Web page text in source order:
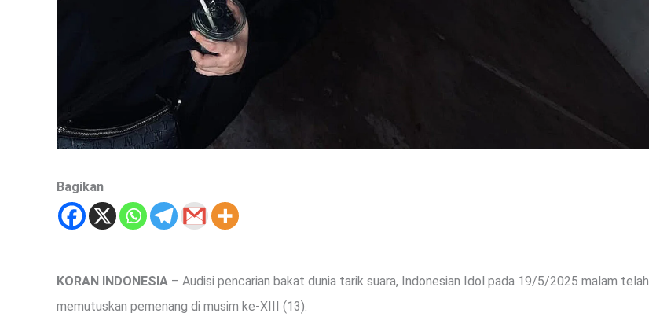
Bagikan
KORAN INDONESIA – Audisi pencarian bakat dunia tarik suara, Indonesian Idol pada 19/5/2025 malam telah
memutuskan pemenang di musim ke-XIII (13).